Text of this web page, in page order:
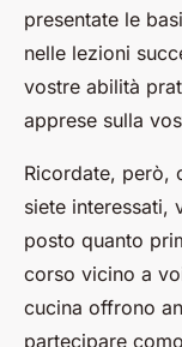
presentate le
nelle lezioni
vostre abilità
apprese sulla
Ricordate, però,
siete interessati,
posto quanto
corso vicino a
cucina offrono
partecipare